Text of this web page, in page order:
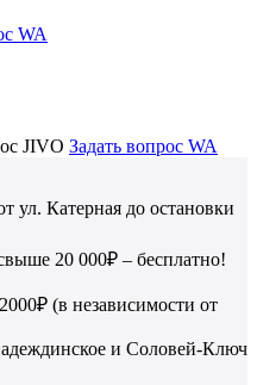
WA
JIVO Задать вопрос WA
ул. Катерная до остановки
20 000₽ – бесплатно!
(в независимости от
и Соловей-Ключ